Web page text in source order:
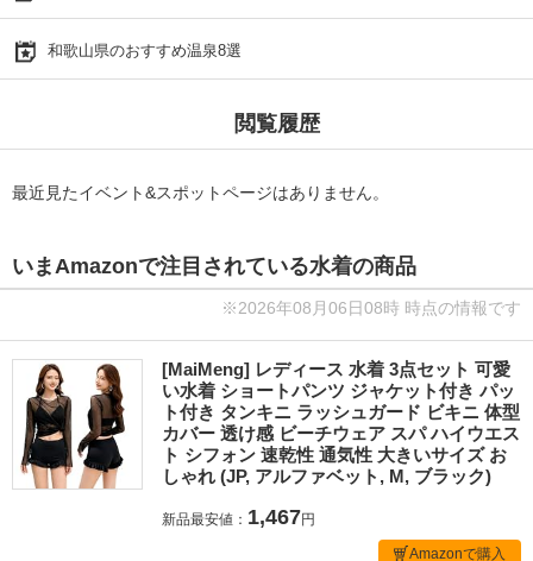
和歌山県のおすすめ温泉8選
閲覧履歴
最近見たイベント&スポットページはありません。
いまAmazonで注目されている水着の商品
※2026年08月06日08時 時点の情報です
[MaiMeng] レディース 水着 3点セット 可愛
い水着 ショートパンツ ジャケット付き パッ
ト付き タンキニ ラッシュガード ビキニ 体型
カバー 透け感 ビーチウェア スパ ハイウエス
ト シフォン 速乾性 通気性 大きいサイズ お
しゃれ (JP, アルファベット, M, ブラック)
新品最安値： 1,467円
Amazonで購入